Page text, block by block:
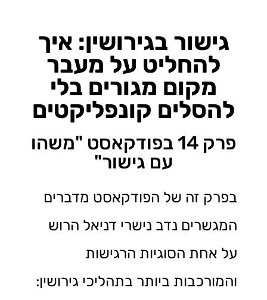
גישור בגירושין: איך
להחליט על מעבר
מקום מגורים בלי
להסלים קונפליקטים
פרק 14 בפודקאסט "משהו
עם גישור"
בפרק זה של הפודקאסט מדברים
המגשרים נדב נישרי דניאל הרוש
על אחת הסוגיות הרגישות
והמורכבות ביותר בתהליכי גירושין: